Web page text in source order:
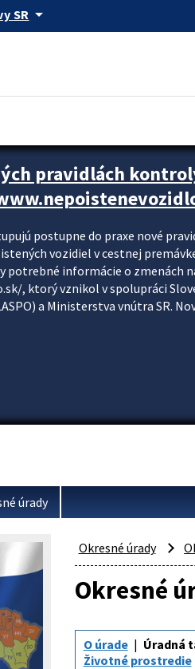
SR arrow_drop_down
pravidlách
postupne do praxe nové
vozidiel v cestnej
potrebné informácie o zmenách
, ktorý vznikol v spolupráci
a Ministerstva vnútra SR.
úrady
Okresné úrady
Okresné
O úrade Úradná
Životné prostredie